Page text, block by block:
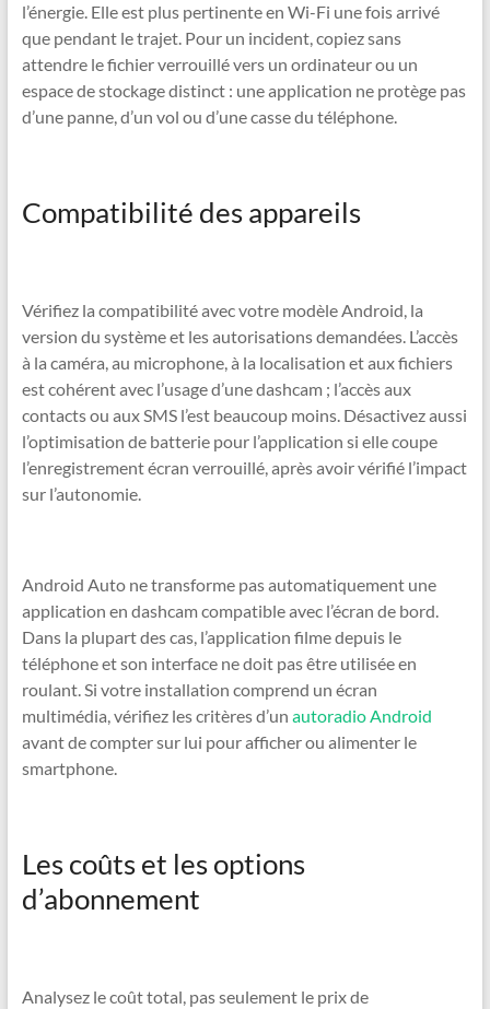
l’énergie. Elle est plus pertinente en Wi-Fi une fois arrivé
que pendant le trajet. Pour un incident, copiez sans
attendre le fichier verrouillé vers un ordinateur ou un
espace de stockage distinct : une application ne protège pas
d’une panne, d’un vol ou d’une casse du téléphone.
Compatibilité des appareils
Vérifiez la compatibilité avec votre modèle Android, la
version du système et les autorisations demandées. L’accès
à la caméra, au microphone, à la localisation et aux fichiers
est cohérent avec l’usage d’une dashcam ; l’accès aux
contacts ou aux SMS l’est beaucoup moins. Désactivez aussi
l’optimisation de batterie pour l’application si elle coupe
l’enregistrement écran verrouillé, après avoir vérifié l’impact
sur l’autonomie.
Android Auto ne transforme pas automatiquement une
application en dashcam compatible avec l’écran de bord.
Dans la plupart des cas, l’application filme depuis le
téléphone et son interface ne doit pas être utilisée en
roulant. Si votre installation comprend un écran
multimédia, vérifiez les critères d’un autoradio Android
avant de compter sur lui pour afficher ou alimenter le
smartphone.
Les coûts et les options
d’abonnement
Analysez le coût total, pas seulement le prix de